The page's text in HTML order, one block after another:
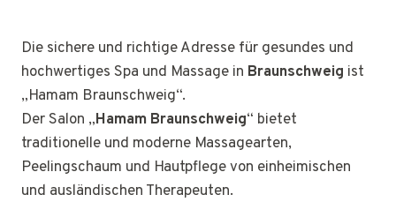
Die sichere und richtige Adresse für gesundes und
hochwertiges Spa und Massage in Braunschweig ist
„Hamam Braunschweig“.
Der Salon „Hamam Braunschweig“ bietet
traditionelle und moderne Massagearten,
Peelingschaum und Hautpflege von einheimischen
und ausländischen Therapeuten.